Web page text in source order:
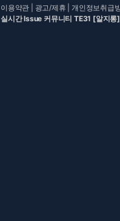
이용약관 광고/제휴 |개인정보취급
실시간 Issue 커뮤니티 TE31 [알지